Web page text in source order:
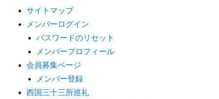
サイトマップ
メンバーログイン
パスワードのリセット
メンバープロフィール
会員募集ページ
メンバー登録
西国三十三所巡礼